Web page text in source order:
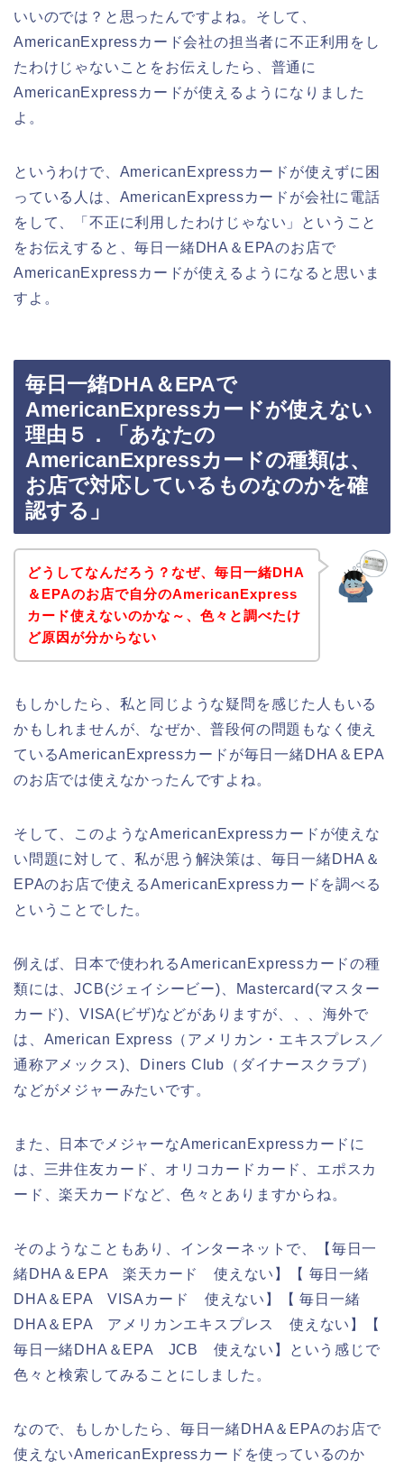
いいのでは？と思ったんですよね。そして、
AmericanExpressカード会社の担当者に不正利用をし
たわけじゃないことをお伝えしたら、普通に
AmericanExpressカードが使えるようになりました
よ。
というわけで、AmericanExpressカードが使えずに困
っている人は、AmericanExpressカードが会社に電話
をして、「不正に利用したわけじゃない」ということ
をお伝えすると、毎日一緒DHA＆EPAのお店で
AmericanExpressカードが使えるようになると思いま
すよ。
毎日一緒DHA＆EPAで
AmericanExpressカードが使えない
理由５．「あなたの
AmericanExpressカードの種類は、
お店で対応しているものなのかを確
認する」
どうしてなんだろう？なぜ、毎日一緒DHA
＆EPAのお店で自分のAmericanExpress
カード使えないのかな～、色々と調べたけ
ど原因が分からない
もしかしたら、私と同じような疑問を感じた人もいる
かもしれませんが、なぜか、普段何の問題もなく使え
ているAmericanExpressカードが毎日一緒DHA＆EPA
のお店では使えなかったんですよね。
そして、このようなAmericanExpressカードが使えな
い問題に対して、私が思う解決策は、毎日一緒DHA＆
EPAのお店で使えるAmericanExpressカードを調べる
ということでした。
例えば、日本で使われるAmericanExpressカードの種
類には、JCB(ジェイシービー)、Mastercard(マスター
カード)、VISA(ビザ)などがありますが、、、海外で
は、American Express（アメリカン・エキスプレス／
通称アメックス)、Diners Club（ダイナースクラブ）
などがメジャーみたいです。
また、日本でメジャーなAmericanExpressカードに
は、三井住友カード、オリコカードカード、エポスカ
ード、楽天カードなど、色々とありますからね。
そのようなこともあり、インターネットで、【毎日一
緒DHA＆EPA 楽天カード 使えない】【 毎日一緒
DHA＆EPA VISAカード 使えない】【 毎日一緒
DHA＆EPA アメリカンエキスプレス 使えない】【
毎日一緒DHA＆EPA JCB 使えない】という感じで
色々と検索してみることにしました。
なので、もしかしたら、毎日一緒DHA＆EPAのお店で
使えないAmericanExpressカードを使っているのか